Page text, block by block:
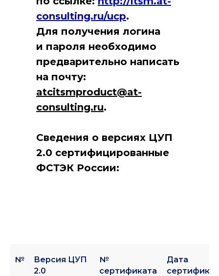
consulting.ru/ucp.
Для получения логина
и пароля необходимо
предварительно написать
на почту:
atcitsmproduct@at-
consulting.ru.
Сведения о версиях ЦУП
2.0 сертифицированные
ФСТЭК России:
№
Версия ЦУП
2.0
№
сертификата
Дата
скачивания
ЦУП 2.0 Презентация
ЦУП 2.0 Прайс лист